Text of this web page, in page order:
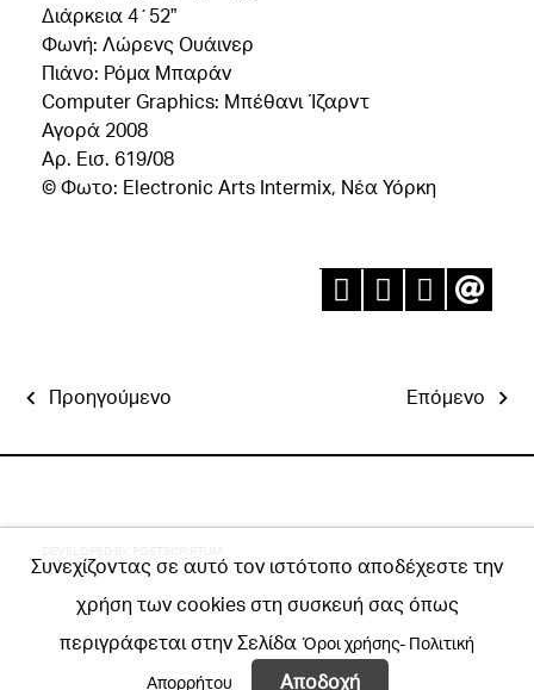
Διάρκεια 4΄52”
Φωνή: Λώρενς Ουάινερ
Πιάνο: Ρόμα Μπαράν
Computer Graphics: Μπέθανι Ίζαρντ
Αγορά 2008
Aρ. Εισ. 619/08
© Φωτο: Electronic Arts Intermix, Νέα Υόρκη
Προηγούμενο Επόμενο
Συνεχίζοντας σε αυτό τον ιστότοπο αποδέχεστε την
χρήση των cookies στη συσκευή σας όπως
περιγράφεται στην Σελίδα Όροι χρήσης- Πολιτική
Απορρήτου
Αποδοχή